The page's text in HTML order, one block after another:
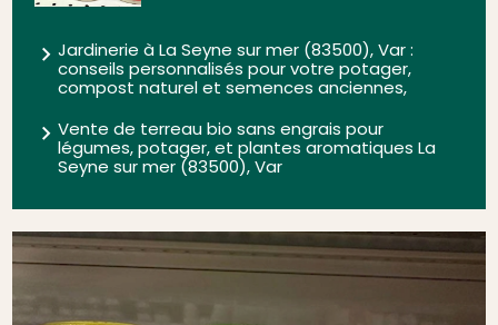
Jardinerie à La Seyne sur mer (83500), Var :
conseils personnalisés pour votre potager,
compost naturel et semences anciennes,
Vente de terreau bio sans engrais pour
légumes, potager, et plantes aromatiques La
Seyne sur mer (83500), Var